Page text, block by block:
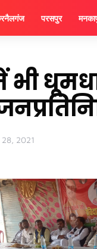
परसपुर
भी
2021